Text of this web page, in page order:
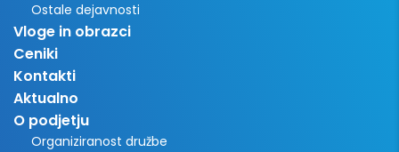
Ostale dejavnosti
Vloge in obrazci
Ceniki
Kontakti
Aktualno
O podjetju
Organiziranost družbe